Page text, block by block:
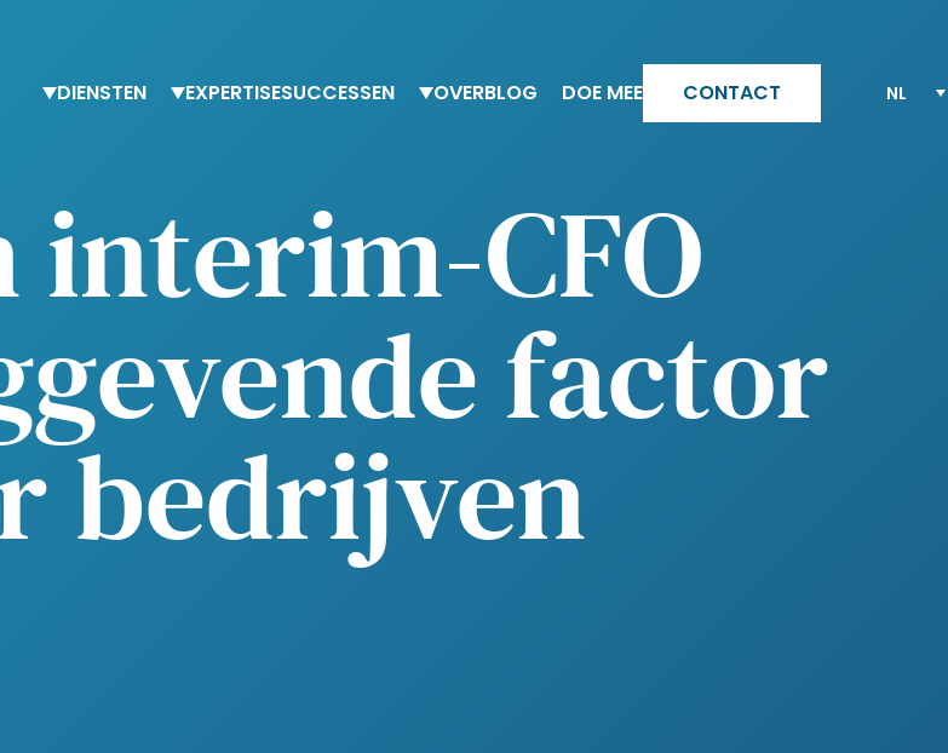
DIENSTEN
Trainingen
EXPERTISE
HR-expertise
Belasting & boekhouding
SUCCESSEN OVER
Ons Quality Engagement model
BLOG DOE MEE
Bekijk al onze vacatures
CONTACT
​​interim-CFO
factor
bedrijven